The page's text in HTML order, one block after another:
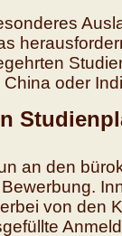
oder
an den
von den